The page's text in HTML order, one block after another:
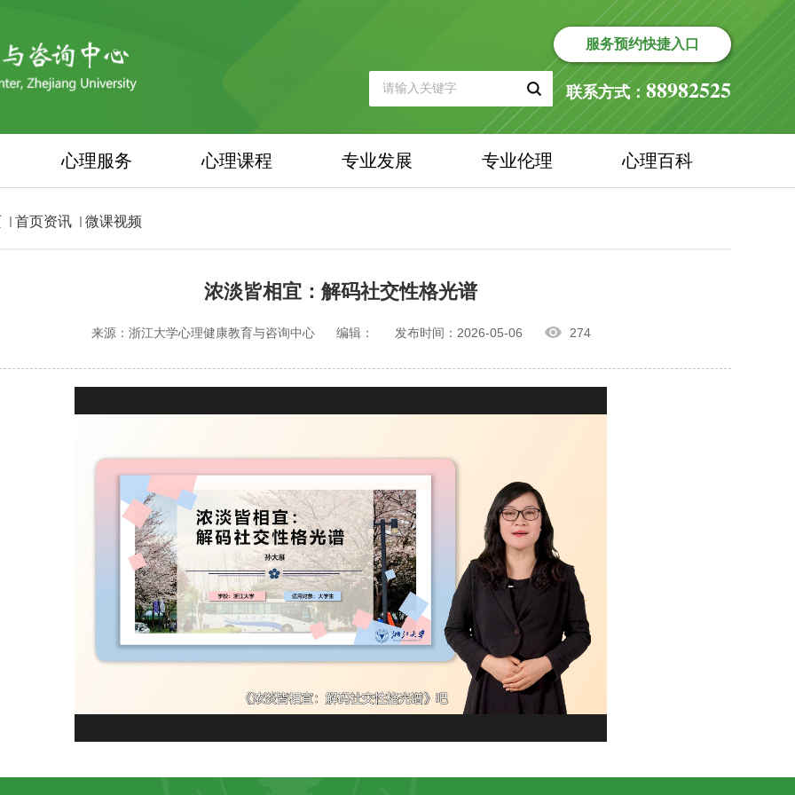
服务预约快捷入口
联系方式： 88982525
心理服务 心理课程 专业发展 专业伦理 心理百科
首页资讯 微课视频
浓淡皆相宜：解码社交性格光谱
来源：浙江大学心理健康教育与咨询中心 编辑： 发布时间：2026-05-06 274